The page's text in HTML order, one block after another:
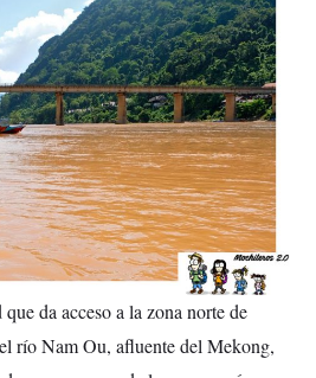
que da acceso a la zona norte de
río Nam Ou, afluente del Mekong,